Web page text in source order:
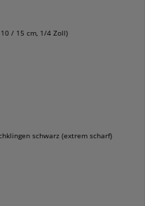
/ 15 cm, 1/4 Zoll)
schwarz (extrem scharf)